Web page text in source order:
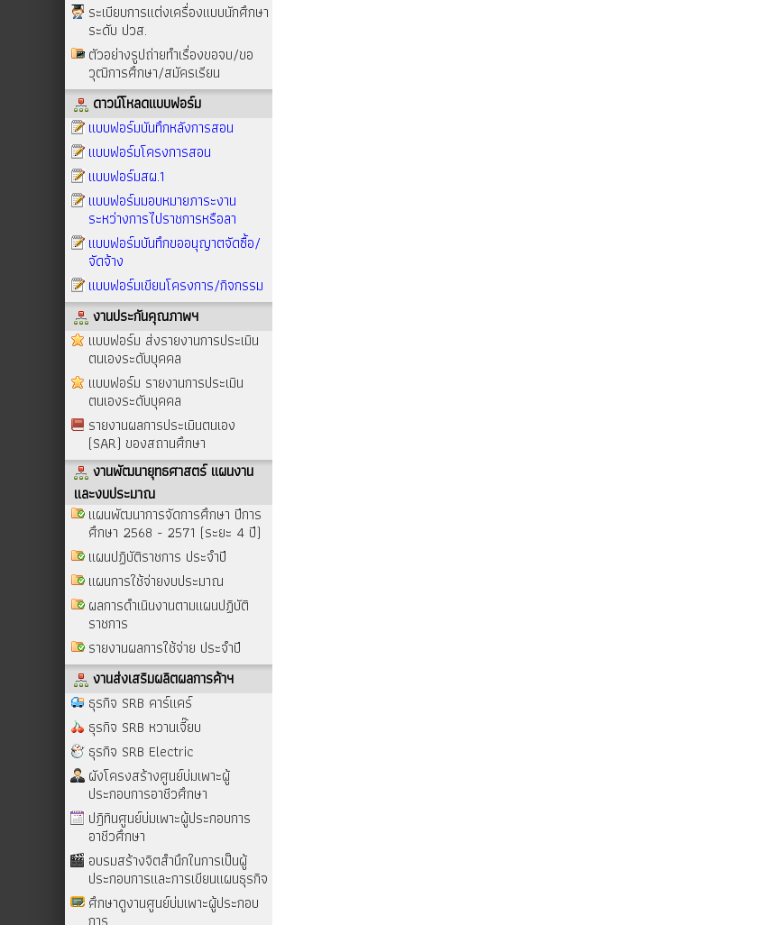
ระเบียบการแต่งเครื่องแบบนักศึกษา
ระดับ ปวส.
ตัวอย่างรูปถ่ายทำเรื่องขอจบ/ขอ
วุฒิการศึกษา/สมัครเรียน
ดาวน์โหลดแบบฟอร์ม
แบบฟอร์มบันทึกหลังการสอน
แบบฟอร์มโครงการสอน
แบบฟอร์มสผ.1
แบบฟอร์มมอบหมายภาระงาน
ระหว่างการไปราชการหรือลา
แบบฟอร์มบันทึกขออนุญาตจัดซื้อ/
จัดจ้าง
แบบฟอร์มเขียนโครงการ/กิจกรรม
งานประกันคุณภาพฯ
แบบฟอร์ม ส่งรายงานการประเมิน
ตนเองระดับบุคคล
แบบฟอร์ม รายงานการประเมิน
ตนเองระดับบุคคล
รายงานผลการประเมินตนเอง
(SAR) ของสถานศึกษา
งานพัฒนายุทธศาสตร์ แผนงาน
และงบประมาณ
แผนพัฒนาการจัดการศึกษา ปีการ
ศึกษา 2568 - 2571 (ระยะ 4 ปี)
แผนปฏิบัติราชการ ประจำปี
แผนการใช้จ่ายงบประมาณ
ผลการดำเนินงานตามแผนปฏิบัติ
ราชการ
รายงานผลการใช้จ่าย ประจำปี
งานส่งเสริมผลิตผลการค้าฯ
ธุรกิจ SRB คาร์แคร์
ธุรกิจ SRB หวานเจี๊ยบ
ธุรกิจ SRB Electric
ผังโครงสร้างศูนย์บ่มเพาะผู้
ประกอบการอาชีวศึกษา
ปฎิทินศูนย์บ่มเพาะผู้ประกอบการ
อาชีวศึกษา
อบรมสร้างจิตสำนึกในการเป็นผู้
ประกอบการและการเขียนแผนธุรกิจ
ศึกษาดูงานศูนย์บ่มเพาะผู้ประกอบ